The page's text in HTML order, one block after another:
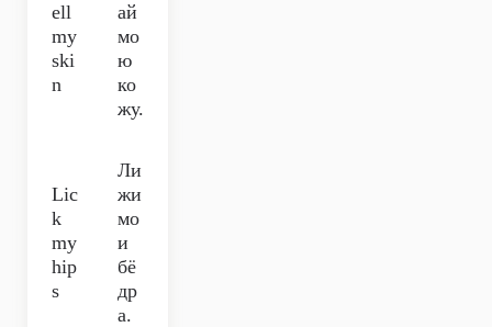
ell
my
ski
n
ай
мо
ю
ко
жу.
Lic
k
my
hip
s
Ли
жи
мо
и
бё
др
а.